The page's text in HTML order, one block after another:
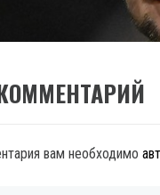
вам необходимо